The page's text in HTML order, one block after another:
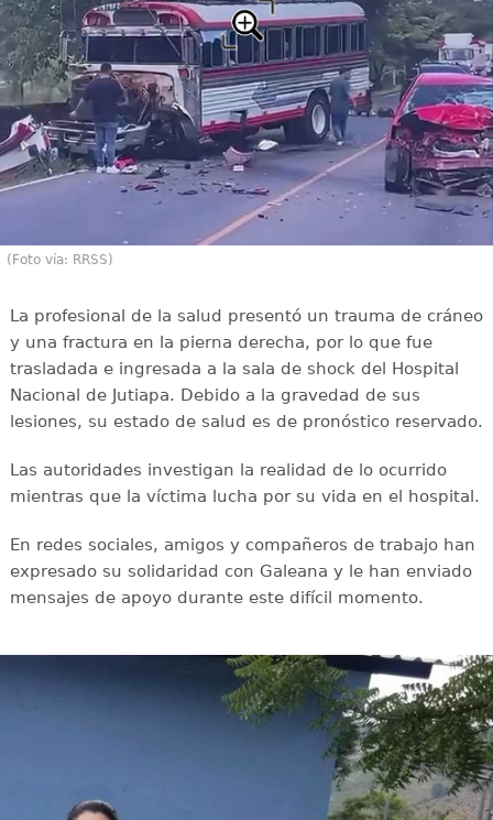
(Foto vía: RRSS)
La profesional de la salud presentó un trauma de cráneo
y una fractura en la pierna derecha, por lo que fue
trasladada e ingresada a la sala de shock del Hospital
Nacional de Jutiapa. Debido a la gravedad de sus
lesiones, su estado de salud es de pronóstico reservado.
Las autoridades investigan la realidad de lo ocurrido
mientras que la víctima lucha por su vida en el hospital.
En redes sociales, amigos y compañeros de trabajo han
expresado su solidaridad con Galeana y le han enviado
mensajes de apoyo durante este difícil momento.